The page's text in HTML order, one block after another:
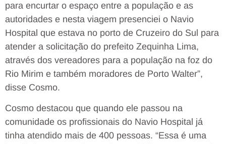
para encurtar o espaço entre a população e as
autoridades e nesta viagem presenciei o Navio
Hospital que estava no porto de Cruzeiro do Sul para
atender a solicitação do prefeito Zequinha Lima,
através dos vereadores para a população na foz do
Rio Mirim e também moradores de Porto Walter”,
disse Cosmo.
Cosmo destacou que quando ele passou na
comunidade os profissionais do Navio Hospital já
tinha atendido mais de 400 pessoas. “Essa é uma